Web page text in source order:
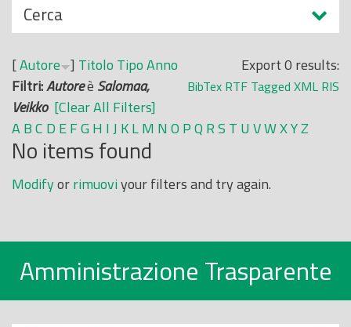
N
a
s
c
o
n
d
i
Cerca
Export 0 results:
BibTex RTF Tagged XML RIS
[Autore ] Titolo TipoAnno
Filtri:Autoreè Salomaa,
Veikko [Clear All Filters]
ABC D EFG H IJ KLM N O PQ RS T U VWXYZ
No items found
Modifyorrimuoviyour filters and try again.
Amministrazione Trasparente